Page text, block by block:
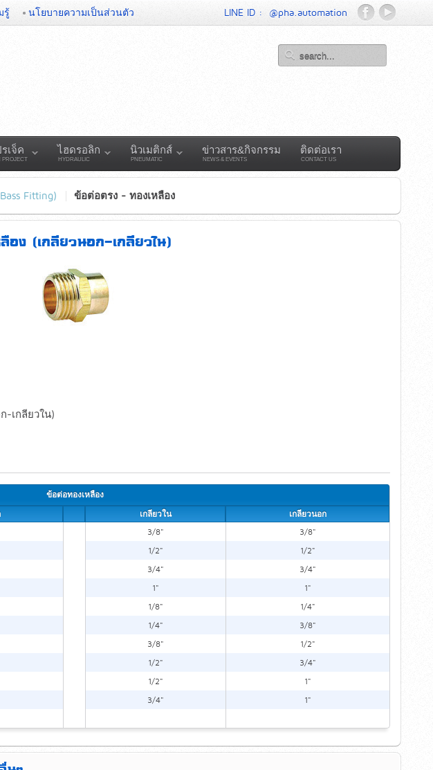
รู้ นโยบายความเป็นส่วนตัว LINE ID : @pha.automation
เจ็ค
PROJECT
ไฮดรอลิก
HYDRAULIC
นิวเมติกส์
PNEUMATIC
ข่าวสาร&กิจกรรม
NEWS & EVENTS
ติดต่อเรา
CONTACT US
Fitting) ข้อต่อตรง - ทองเหลือง
ง (เกลียวนอก-เกลียวใน)
-เกลียวใน)
ข้อต่อทองเหลือง
เกลียวใน
เกลียวนอก
3/8"
3/8"
1/2"
1/2"
3/4"
3/4"
1"
1"
1/8"
1/4"
1/4"
3/8"
3/8"
1/2"
1/2"
3/4"
1/2"
1"
3/4"
1"